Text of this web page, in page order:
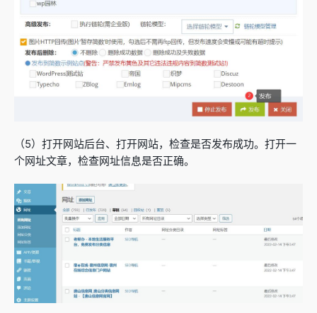
（5）打开网站后台、打开网站，检查是否发布成功。打开一
个网址文章，检查网址信息是否正确。